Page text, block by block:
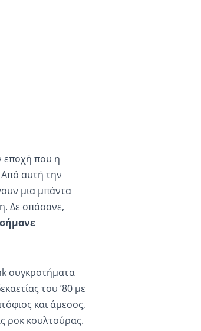
εποχή που η
Από αυτή την
μια μπάντα
Δε σπάσανε,
συγκροτήματα
του ’80 με
και άμεσος,
ροκ κουλτούρας.